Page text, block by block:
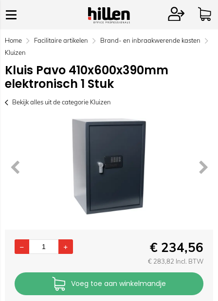
Home Facilitaire artikelen
Brand- en inbraakwerende kasten
Kluizen
Kluis Pavo 410x600x390mm
elektronisch 1 Stuk
Bekijk alles uit de categorie Kluizen
€ 234,56
€ 283,82 Incl. BTW
Voeg toe aan winkelmandje